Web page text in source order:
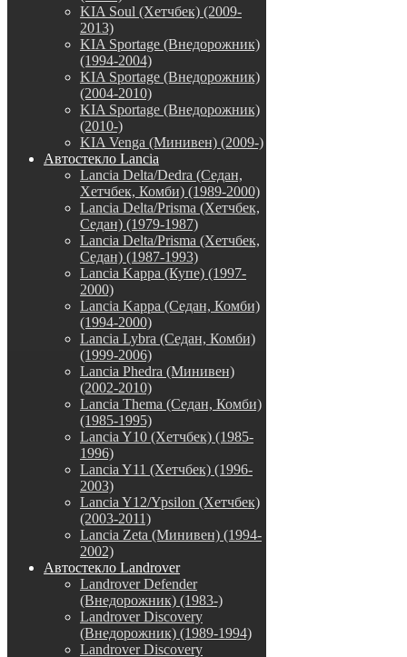
KIA Soul (Хетчбек) (2009-
2013)
KIA Sportage (Внедорожник)
(1994-2004)
KIA Sportage (Внедорожник)
(2004-2010)
KIA Sportage (Внедорожник)
(2010-)
KIA Venga (Минивен) (2009-)
Автостекло Lancia
Lancia Delta/Dedra (Седан,
Хетчбек, Комби) (1989-2000)
Lancia Delta/Prisma (Хетчбек,
Седан) (1979-1987)
Lancia Delta/Prisma (Хетчбек,
Седан) (1987-1993)
Lancia Kappa (Купе) (1997-
2000)
Lancia Kappa (Седан, Комби)
(1994-2000)
Lancia Lybra (Седан, Комби)
(1999-2006)
Lancia Phedra (Минивен)
(2002-2010)
Lancia Thema (Седан, Комби)
(1985-1995)
Lancia Y10 (Хетчбек) (1985-
1996)
Lancia Y11 (Хетчбек) (1996-
2003)
Lancia Y12/Ypsilon (Хетчбек)
(2003-2011)
Lancia Zeta (Минивен) (1994-
2002)
Автостекло Landrover
Landrover Defender
(Внедорожник) (1983-)
Landrover Discovery
(Внедорожник) (1989-1994)
Landrover Discovery